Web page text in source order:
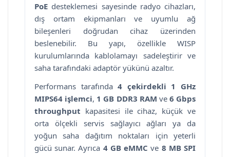
PoE desteklemesi sayesinde radyo cihazları,
dış ortam ekipmanları ve uyumlu ağ
bileşenleri doğrudan cihaz üzerinden
beslenebilir. Bu yapı, özellikle WISP
kurulumlarında kablolamayı sadeleştirir ve
saha tarafındaki adaptör yükünü azaltır.
Performans tarafında4 çekirdekli 1 GHz
MIPS64 işlemci, 1 GB DDR3 RAM ve 6 Gbps
throughput kapasitesi ile cihaz, küçük ve
orta ölçekli servis sağlayıcı ağları ya da
yoğun saha dağıtım noktaları için yeterli
gücü sunar. Ayrıca 4 GB eMMC ve 8 MB SPI